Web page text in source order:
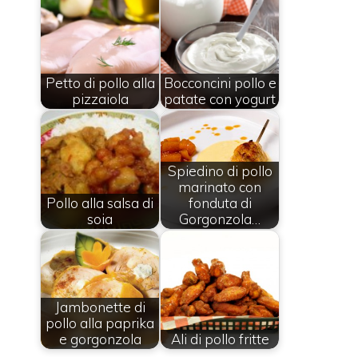
Petto di pollo alla
pizzaiola
Bocconcini pollo e
patate con yogurt
Pollo alla salsa di
soia
Spiedino di pollo
marinato con
fonduta di
Gorgonzola…
Jambonette di
pollo alla paprika
e gorgonzola
Ali di pollo fritte